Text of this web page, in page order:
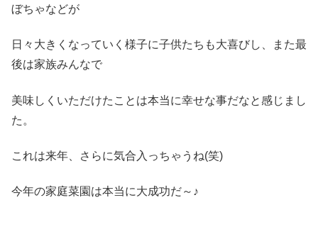
ぼちゃなどが
日々大きくなっていく様子に子供たちも大喜びし、また最
後は家族みんなで
美味しくいただけたことは本当に幸せな事だなと感じまし
た。
これは来年、さらに気合入っちゃうね(笑)
今年の家庭菜園は本当に大成功だ～♪